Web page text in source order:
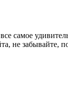
самое
не забывайте,